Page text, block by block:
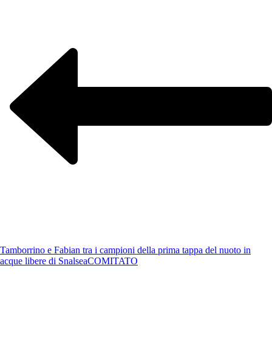
Tamborrino e Fabian tra i campioni della prima tappa del nuoto in
acque libere di SnalseaCOMITATO